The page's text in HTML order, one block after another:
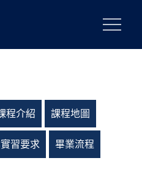
大學 GLOBAL MBA
程介紹 課程地圖
習要求 畢業流程